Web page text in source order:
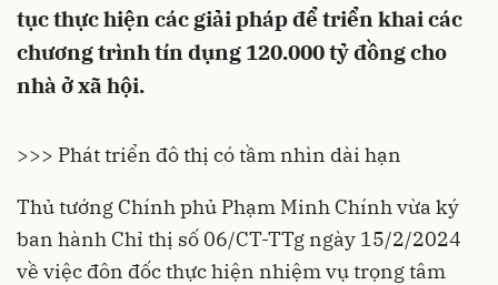
tục thực hiện các giải pháp để triển khai các
chương trình tín dụng 120.000 tỷ đồng cho
nhà ở xã hội.
>>> Phát triển đô thị có tầm nhìn dài hạn
Thủ tướng Chính phủ Phạm Minh Chính vừa ký
ban hành Chỉ thị số 06/CT-TTg ngày 15/2/2024
về việc đôn đốc thực hiện nhiệm vụ trọng tâm